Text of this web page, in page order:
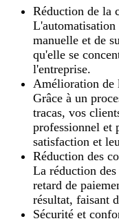
Réduction de la
manuelle et de
qu'elle se
l'entreprise.
Amélioration de
Grâce à un
tracas, vos
professionnel et
satisfaction et
Réduction des
La réduction
retard de
résultat, faisant
Sécurité et